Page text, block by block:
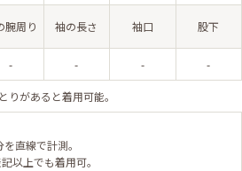
腕周り 袖の長さ 袖口 股下
- - - -
りがあると着用可能。
直線で計測。
以上でも着用可。